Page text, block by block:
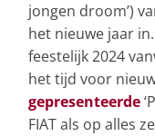
jongen droom’)
het nieuwe jaar
feestelijk 2024
het tijd voor
gepresenteerde
FIAT als op alles